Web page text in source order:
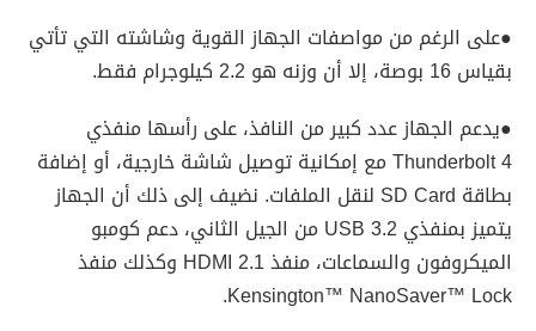
●على الرغم من مواصفات الجهاز القوية وشاشته التي تأتي
بقياس 16 بوصة، إلا أن وزنه هو 2.2 كيلوجرام فقط.
●يدعم الجهاز عدد كبير من النافذ، على رأسها منفذي
Thunderbolt 4 مع إمكانية توصيل شاشة خارجية، أو إضافة
بطاقة SD Card لنقل الملفات. نضيف إلى ذلك أن الجهاز
يتميز بمنفذي USB 3.2 من الجيل الثاني، دعم كومبو
الميكروفون والسماعات، منفذ HDMI 2.1 وكذلك منفذ
Kensington™ NanoSaver™ Lock.